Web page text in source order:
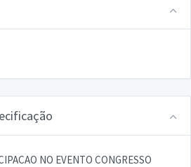
NO EVENTO CONGRESSO